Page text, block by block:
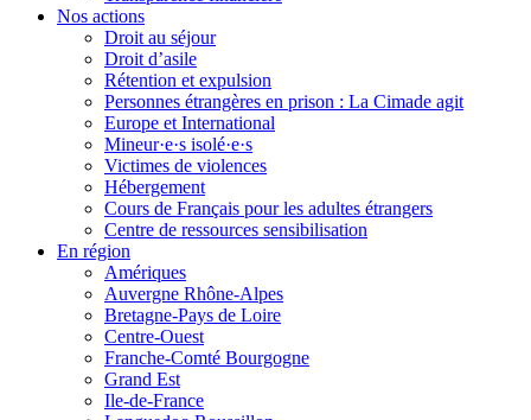
Nos actions
Droit au séjour
Droit d’asile
Rétention et expulsion
Personnes étrangères en prison : La Cimade agit
Europe et International
Mineur·e·s isolé·e·s
Victimes de violences
Hébergement
Cours de Français pour les adultes étrangers
Centre de ressources sensibilisation
En région
Amériques
Auvergne Rhône-Alpes
Bretagne-Pays de Loire
Centre-Ouest
Franche-Comté Bourgogne
Grand Est
Ile-de-France